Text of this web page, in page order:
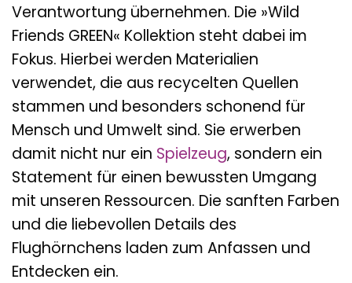
Verantwortung übernehmen. Die »Wild
Friends GREEN« Kollektion steht dabei im
Fokus. Hierbei werden Materialien
verwendet, die aus recycelten Quellen
stammen und besonders schonend für
Mensch und Umwelt sind. Sie erwerben
damit nicht nur ein Spielzeug, sondern ein
Statement für einen bewussten Umgang
mit unseren Ressourcen. Die sanften Farben
und die liebevollen Details des
Flughörnchens laden zum Anfassen und
Entdecken ein.